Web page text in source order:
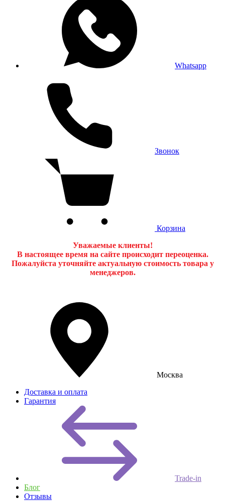
Whatsapp
Звонок
Корзина
Уважаемые клиенты!
В настоящее время на сайте происходит переоценка.
Пожалуйста уточняйте актуальную стоимость товара у
менеджеров.
Москва
Доставка и оплата
Гарантия
Trade-in
Блог
Отзывы